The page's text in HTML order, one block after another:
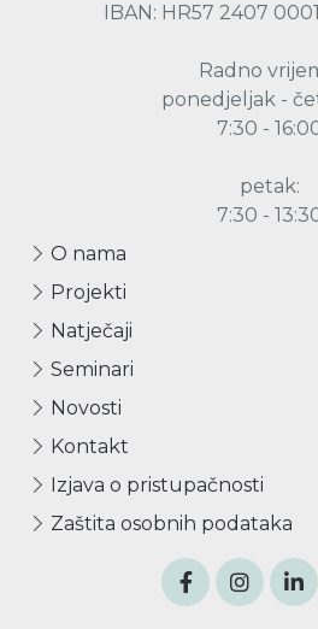
IBAN: HR57 2407
Radno
ponedjeljak -
7:30 -
petak:
7:30 -
O nama
Projekti
Natječaji
Seminari
Novosti
Kontakt
Izjava o pristupačnosti
Zaštita osobnih podataka